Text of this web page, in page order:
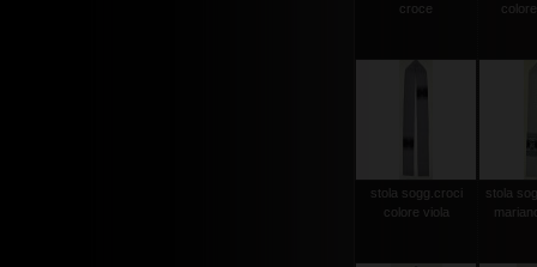
croce
stola sogg.croci
colore viola
stola